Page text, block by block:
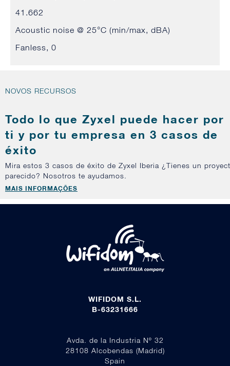
41.662
Acoustic noise @ 25°C (min/max, dBA)
Fanless, 0
NOVOS RECURSOS
Todo lo que Zyxel puede hacer por
ti y por tu empresa en 3 casos de
éxito
Mira estos 3 casos de éxito de Zyxel Iberia ¿Tienes un
parecido? Nosotros te ayudamos.
MAIS INFORMAÇÕES
WIFIDOM S.L.
B-63231666
Avda. de la Industria Nº 32
28108 Alcobendas (Madrid)
Spain